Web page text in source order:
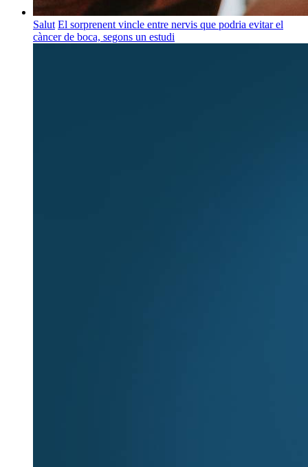
Salut El sorprenent vincle entre nervis que podria evitar el
càncer de boca, segons un estudi